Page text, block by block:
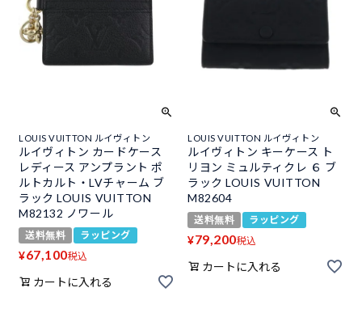
LOUIS VUITTON ルイヴィトン
ルイヴィトン カードケース
レディース アンプラント ポ
ルトカルト・LVチャーム ブ
ラック LOUIS VUITTON
M82132 ノワール
送料無料 ラッピング
¥67,100税込
カートに入れる
LOUIS VUITTON ルイヴィトン
ルイヴィトン キーケース ト
リヨン ミュルティクレ ６ ブ
ラック LOUIS VUITTON
M82604
送料無料 ラッピング
¥79,200税込
カートに入れる